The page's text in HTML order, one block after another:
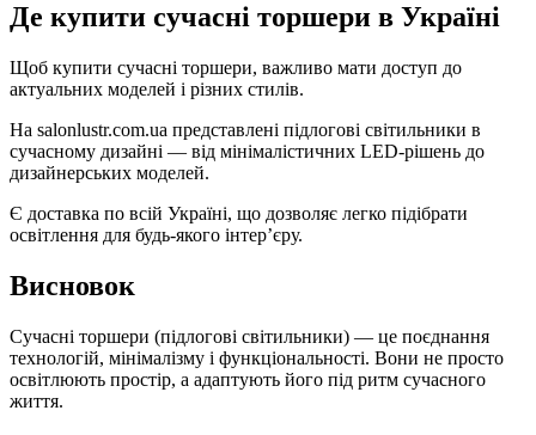
Де купити сучасні торшери в Україні
Щоб купити сучасні торшери, важливо мати доступ до
актуальних моделей і різних стилів.
На salonlustr.com.ua представлені підлогові світильники в
сучасному дизайні — від мінімалістичних LED-рішень до
дизайнерських моделей.
Є доставка по всій Україні, що дозволяє легко підібрати
освітлення для будь-якого інтер’єру.
Висновок
Сучасні торшери (підлогові світильники) — це поєднання
технологій, мінімалізму і функціональності. Вони не просто
освітлюють простір, а адаптують його під ритм сучасного
життя.